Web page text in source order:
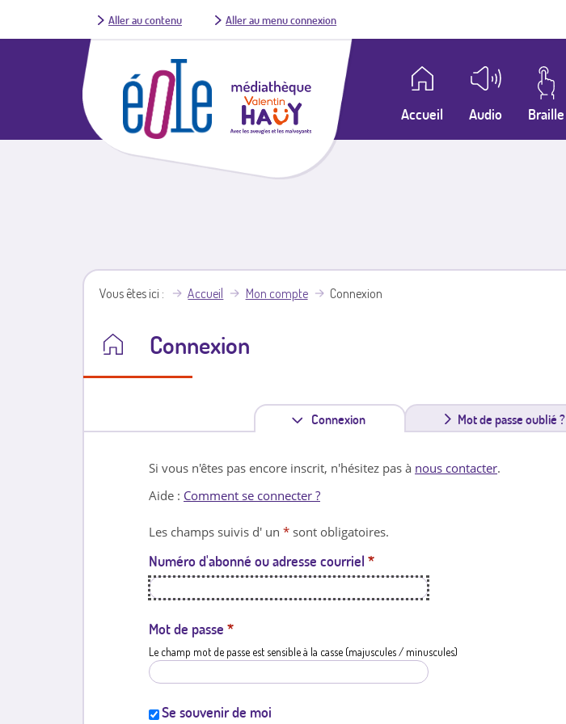
Aller au contenu Aller au menu connexion
Accueil Audio Braille
Vous êtes ici Accueil Mon compte Connexion
Connexion
Connexion
n
l
e
Mot de passe oublié ?
Si vous n'êtes pas encore inscrit, n'hésitez pas à nous contacter.
Aide : Comment se connecter ?
Les champs suivis d' un * sont obligatoires.
Numéro d'abonné ou adresse courriel *
Mot de passe *
Le champ mot de passe est sensible à la casse (majuscules / minuscules)
Se souvenir de moi